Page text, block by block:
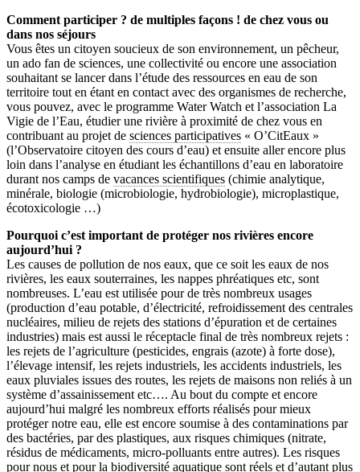
Comment participer ? de multiples façons ! de chez vous ou
dans nos séjours
Vous êtes un citoyen soucieux de son environnement, un pêcheur,
un ado fan de sciences, une collectivité ou encore une association
souhaitant se lancer dans l’étude des ressources en eau de son
territoire tout en étant en contact avec des organismes de recherche,
vous pouvez, avec le programme Water Watch et l’association La
Vigie de l’Eau, étudier une rivière à proximité de chez vous en
contribuant au projet de sciences participatives « O’CitEaux »
(l’Observatoire citoyen des cours d’eau) et ensuite aller encore plus
loin dans l’analyse en étudiant les échantillons d’eau en laboratoire
durant nos camps de vacances scientifiques (chimie analytique,
minérale, biologie (microbiologie, hydrobiologie), microplastique,
écotoxicologie …)
Pourquoi c’est important de protéger nos rivières encore
aujourd’hui ?
Les causes de pollution de nos eaux, que ce soit les eaux de nos
rivières, les eaux souterraines, les nappes phréatiques etc, sont
nombreuses. L’eau est utilisée pour de très nombreux usages
(production d’eau potable, d’électricité, refroidissement des centrales
nucléaires, milieu de rejets des stations d’épuration et de certaines
industries) mais est aussi le réceptacle final de très nombreux rejets :
les rejets de l’agriculture (pesticides, engrais (azote) à forte dose),
l’élevage intensif, les rejets industriels, les accidents industriels, les
eaux pluviales issues des routes, les rejets de maisons non reliés à un
système d’assainissement etc…. Au bout du compte et encore
aujourd’hui malgré les nombreux efforts réalisés pour mieux
protéger notre eau, elle est encore soumise à des contaminations par
des bactéries, par des plastiques, aux risques chimiques (nitrate,
résidus de médicaments, micro-polluants entre autres). Les risques
pour nous et pour la biodiversité aquatique sont réels et d’autant plus